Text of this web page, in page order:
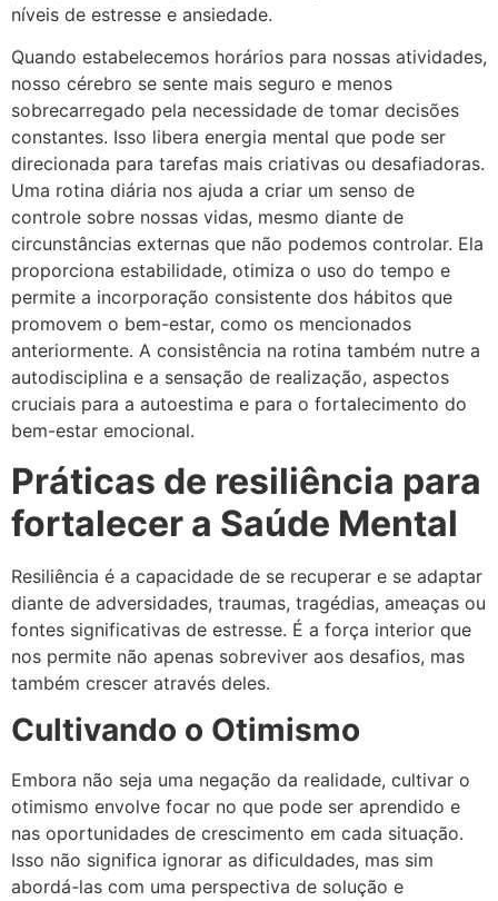
níveis de estresse e ansiedade.
Quando estabelecemos horários para nossas atividades,
nosso cérebro se sente mais seguro e menos
sobrecarregado pela necessidade de tomar decisões
constantes. Isso libera energia mental que pode ser
direcionada para tarefas mais criativas ou desafiadoras.
Uma rotina diária nos ajuda a criar um senso de
controle sobre nossas vidas, mesmo diante de
circunstâncias externas que não podemos controlar. Ela
proporciona estabilidade, otimiza o uso do tempo e
permite a incorporação consistente dos hábitos que
promovem o bem-estar, como os mencionados
anteriormente. A consistência na rotina também nutre a
autodisciplina e a sensação de realização, aspectos
cruciais para a autoestima e para o fortalecimento do
bem-estar emocional.
Práticas de resiliência para
fortalecer a Saúde Mental
Resiliência é a capacidade de se recuperar e se adaptar
diante de adversidades, traumas, tragédias, ameaças ou
fontes significativas de estresse. É a força interior que
nos permite não apenas sobreviver aos desafios, mas
também crescer através deles.
Cultivando o Otimismo
Embora não seja uma negação da realidade, cultivar o
otimismo envolve focar no que pode ser aprendido e
nas oportunidades de crescimento em cada situação.
Isso não significa ignorar as dificuldades, mas sim
abordá-las com uma perspectiva de solução e